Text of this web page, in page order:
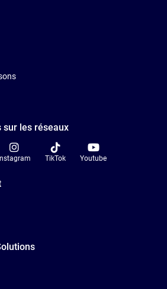
sur les réseaux
Instagram TikTok Youtube